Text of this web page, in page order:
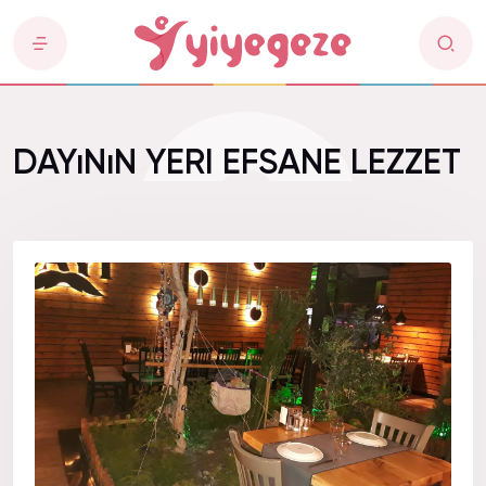
DAYıNıN YERI EFSANE LEZZET